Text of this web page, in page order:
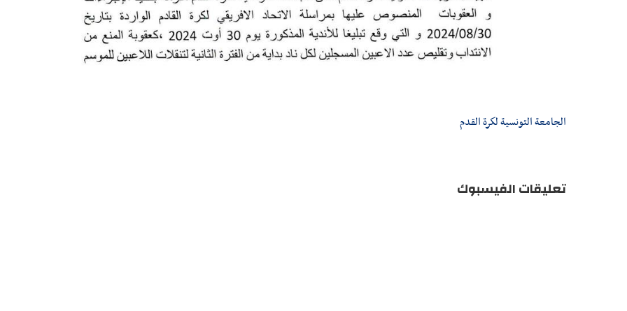
الجامعة التونسية لكرة القدم
تعليقات الفيسبوك